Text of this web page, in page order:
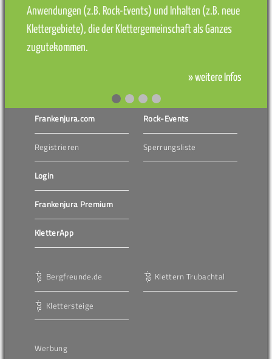
Anwendungen (z.B. Rock-Events) und Inhalten (z.B. neue
Klettergebiete), die der Klettergemeinschaft als Ganzes
zugutekommen.
» weitere Infos
Frankenjura.com
Registrieren
Login
Frankenjura Premium
KletterApp
Rock-Events
Sperrungsliste
Bergfreunde.de
Klettersteige
Klettern Trubachtal
Werbung